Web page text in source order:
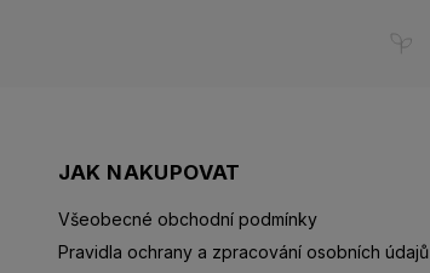
JAK NAKUPOVAT
Všeobecné obchodní podmínky
Pravidla ochrany a zpracování osobních údajů